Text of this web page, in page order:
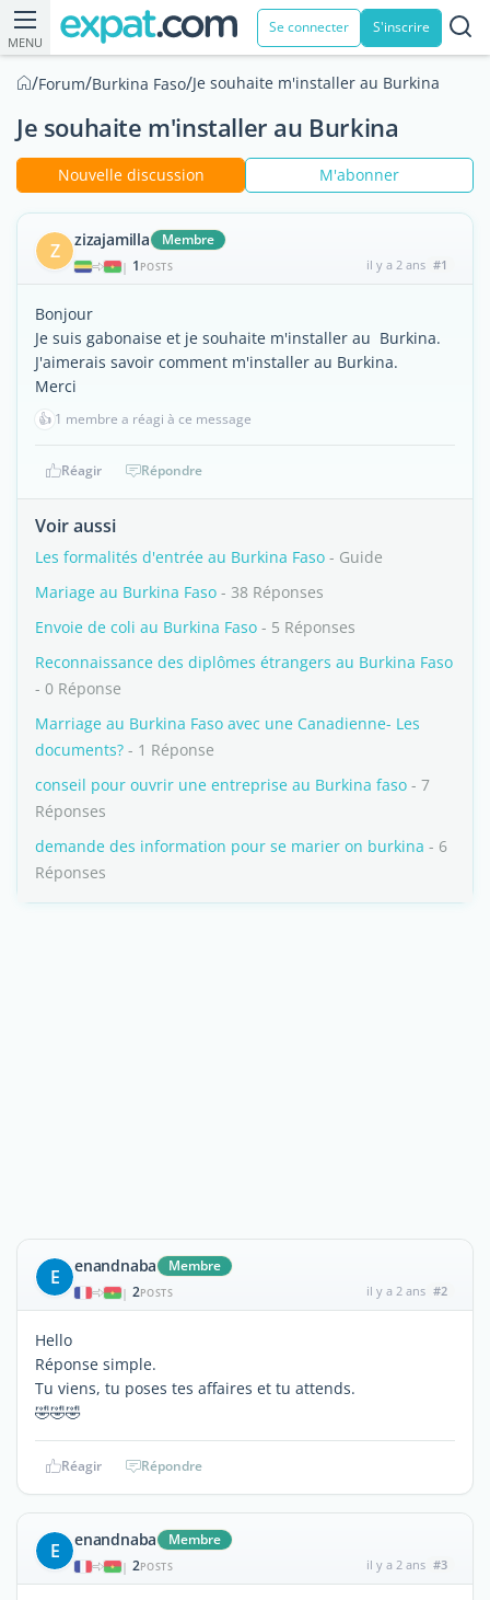
MENU
Se connecter S'inscrire
/Forum/Burkina Faso/Je souhaite m'installer au Burkina
Je souhaite m'installer au Burkina
Nouvelle discussion M'abonner
Z zizajamilla Membre
| 1 POSTS il y a 2 ans #1
Bonjour
Je suis gabonaise et je souhaite m'installer au Burkina.
J'aimerais savoir comment m'installer au Burkina.
Merci
👍 1 membre a réagi à ce message
Réagir Répondre
Voir aussi
Les formalités d'entrée au Burkina Faso - Guide
Mariage au Burkina Faso - 38 Réponses
Envoie de coli au Burkina Faso - 5 Réponses
Reconnaissance des diplômes étrangers au Burkina Faso
- 0 Réponse
Marriage au Burkina Faso avec une Canadienne- Les
documents? - 1 Réponse
conseil pour ouvrir une entreprise au Burkina faso - 7
Réponses
demande des information pour se marier on burkina - 6
Réponses
E enandnaba Membre
| 2POSTS il y a 2 ans #2
Hello
Réponse simple.
Tu viens, tu poses tes affaires et tu attends.
🤣🤣🤣
Réagir Répondre
E enandnaba Membre
| 2POSTS il y a 2 ans #3